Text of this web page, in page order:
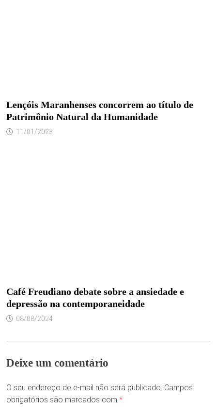
Lençóis Maranhenses concorrem ao título de
Patrimônio Natural da Humanidade
11/01/2023
Café Freudiano debate sobre a ansiedade e
depressão na contemporaneidade
08/08/2024
Deixe um comentário
O seu endereço de e-mail não será publicado. Campos
obrigatórios são marcados com *